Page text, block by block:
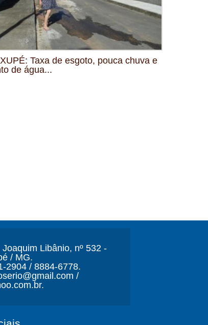
Taxa de esgoto, pouca chuva e
de água...
Libânio, nº 532 -
/ MG.
2904 / 8884-6778.
/